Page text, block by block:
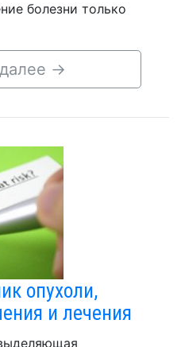
болезни только
→
опухоли,
и лечения